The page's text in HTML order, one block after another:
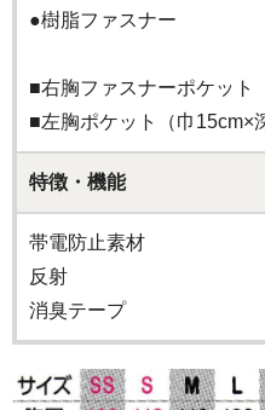
●樹脂ファスナー
■右胸ファスナーポケット
■左胸ポケット（巾15cm×
特徴・機能
帯電防止素材
反射
消臭テープ